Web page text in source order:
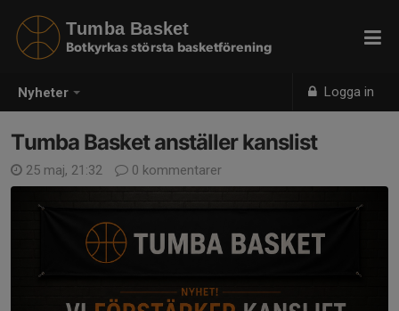
Nyheter Logga in
Tumba Basket
Botkyrkas största basketförening
Tumba Basket anställer kanslist
25 maj, 21:32 0 kommentarer